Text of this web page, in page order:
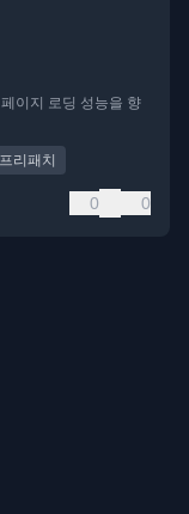
이지 로딩 성능을 향
프리패치
0 0